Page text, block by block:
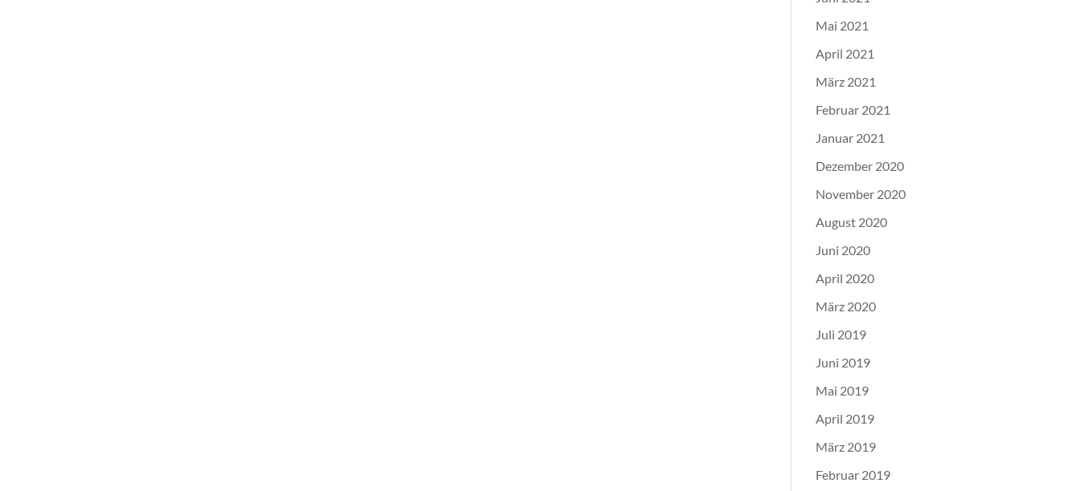
Mai 2021
April 2021
März 2021
Februar 2021
Januar 2021
Dezember 2020
November 2020
August 2020
Juni 2020
April 2020
März 2020
Juli 2019
Juni 2019
Mai 2019
April 2019
März 2019
Februar 2019